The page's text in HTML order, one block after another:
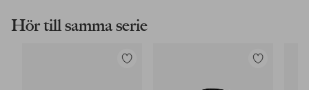
Hör till samma serie
Lägg
Lägg